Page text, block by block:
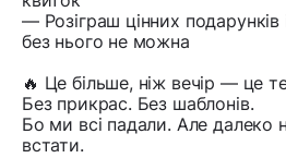
— Розіграш цінних
без нього не можна
🔥 Це більше, ніж вечір — це
Без прикрас. Без шаблонів.
Бо ми всі падали. Але далеко
встати.